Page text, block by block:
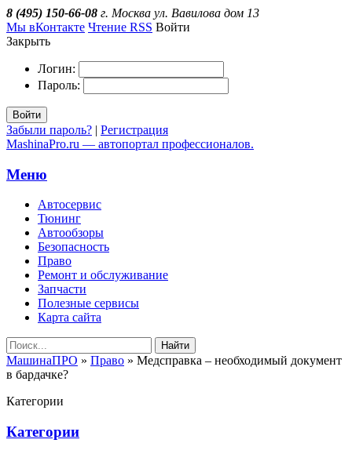
8 (495) 150-66-08 г. Москва ул. Вавилова дом 13
Мы вКонтакте Чтение RSS Войти
Закрыть
Логин:
Пароль:
Войти
Забыли пароль? | Регистрация
MashinaPro.ru — автопортал профессионалов.
Меню
Автосервис
Тюнинг
Автообзоры
Безопасность
Право
Ремонт и обслуживание
Запчасти
Полезные сервисы
Карта сайта
Найти
МашинаПРО » Право » Медсправка – необходимый документ
в бардачке?
Категории
Категории